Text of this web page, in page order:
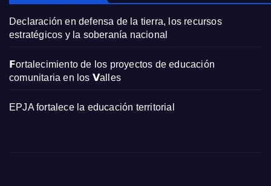
Declaración en defensa de la tierra, los recursos
estratégicos y la soberanía nacional
𝗙ortalecimiento de los proyectos de educación
comunitaria en los 𝗩alles
EPJA fortalece la educación territorial